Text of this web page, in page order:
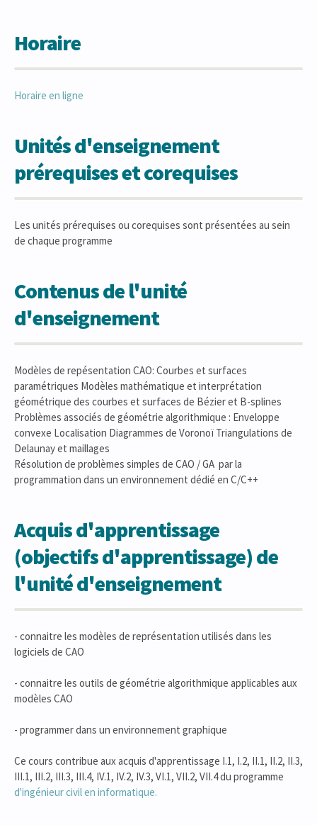
Horaire
Horaire en ligne
Unités d'enseignement
prérequises et corequises
Les unités prérequises ou corequises sont présentées au sein
de chaque programme
Contenus de l'unité
d'enseignement
Modèles de repésentation CAO: Courbes et surfaces
paramétriques Modèles mathématique et interprétation
géométrique des courbes et surfaces de Bézier et B-splines
Problèmes associés de géométrie algorithmique : Enveloppe
convexe Localisation Diagrammes de Voronoï Triangulations de
Delaunay et maillages
Résolution de problèmes simples de CAO / GA par la
programmation dans un environnement dédié en C/C++
Acquis d'apprentissage
(objectifs d'apprentissage) de
l'unité d'enseignement
- connaitre les modèles de représentation utilisés dans les
logiciels de CAO
- connaitre les outils de géométrie algorithmique applicables aux
modèles CAO
- programmer dans un environnement graphique
Ce cours contribue aux acquis d'apprentissage I.1, I.2, II.1, II.2, II.3,
III.1, III.2, III.3, III.4, IV.1, IV.2, IV.3, VI.1, VII.2, VII.4 du programme
d'ingénieur civil en informatique.